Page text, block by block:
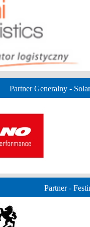
Partner Generalny -
Partner -